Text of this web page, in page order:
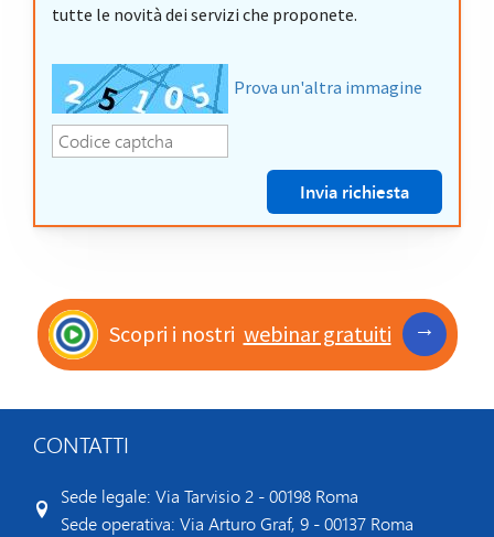
tutte le novità dei servizi che proponete.
Prova un'altra immagine
Scopri i nostri webinar gratuiti →
CONTATTI
Sede legale: Via Tarvisio 2 - 00198 Roma
Sede operativa: Via Arturo Graf, 9 - 00137 Roma